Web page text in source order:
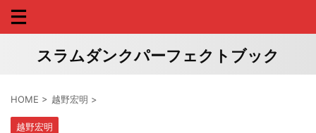
スラムダンクパーフェクトブック
HOME > 越野宏明 >
越野宏明